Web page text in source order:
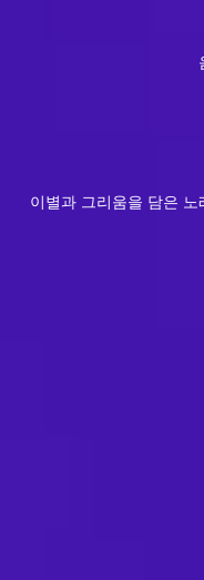
이별과 그리움을 담은